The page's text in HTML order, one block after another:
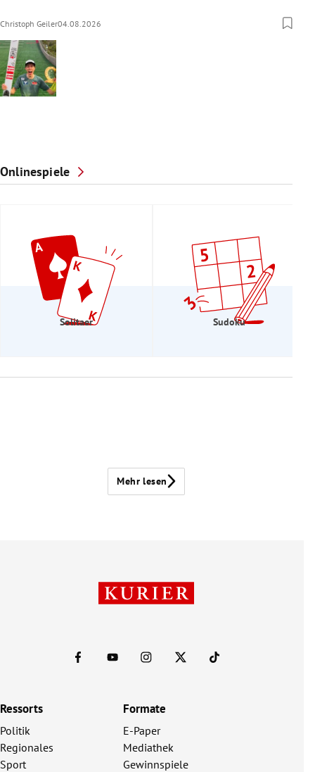
Christoph Geiler04.08.2026
Onlinespiele
Solitaer Sudoku
Mehr lesen
Ressorts
Politik
Regionales
Sport
Formate
E-Paper
Mediathek
Gewinnspiele